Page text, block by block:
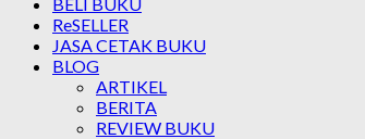
ReSELLER
JASA CETAK BUKU
BLOG
ARTIKEL
BERITA
REVIEW BUKU